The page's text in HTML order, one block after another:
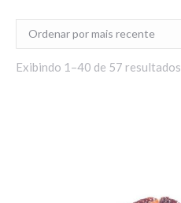
Exibindo 1–40 de 57 resultados